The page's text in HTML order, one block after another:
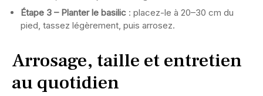
Étape 3 – Planter le basilic : placez-le à 20–30 cm du
pied, tassez légèrement, puis arrosez.
Arrosage, taille et entretien
au quotidien